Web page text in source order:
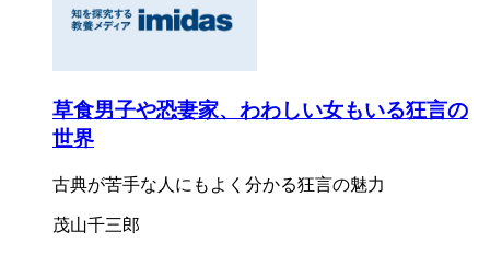
草食男子や恐妻家、わわしい女もいる狂言の
世界
古典が苦手な人にもよく分かる狂言の魅力
茂山千三郎